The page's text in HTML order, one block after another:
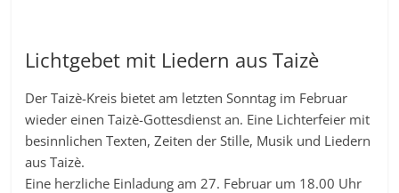
Lichtgebet mit Liedern aus Taizè
Der Taizè-Kreis bietet am letzten Sonntag im Februar
wieder einen Taizè-Gottesdienst an. Eine Lichterfeier mit
besinnlichen Texten, Zeiten der Stille, Musik und Liedern
aus Taizè.
Eine herzliche Einladung am 27. Februar um 18.00 Uhr